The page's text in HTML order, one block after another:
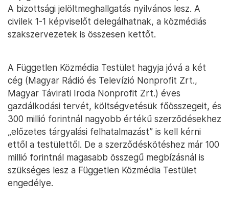
A bizottsági jelöltmeghallgatás nyilvános lesz. A
civilek 1-1 képviselőt delegálhatnak, a közmédiás
szakszervezetek is összesen kettőt.
A Független Közmédia Testület hagyja jóvá a két
cég (Magyar Rádió és Televízió Nonprofit Zrt.,
Magyar Távirati Iroda Nonprofit Zrt.) éves
gazdálkodási tervét, költségvetésük főösszegeit, és
300 millió forintnál nagyobb értékű szerződésekhez
„előzetes tárgyalási felhatalmazást” is kell kérni
ettől a testülettől. De a szerződéskötéshez már 100
millió forintnál magasabb összegű megbízásnál is
szükséges lesz a Független Közmédia Testület
engedélye.